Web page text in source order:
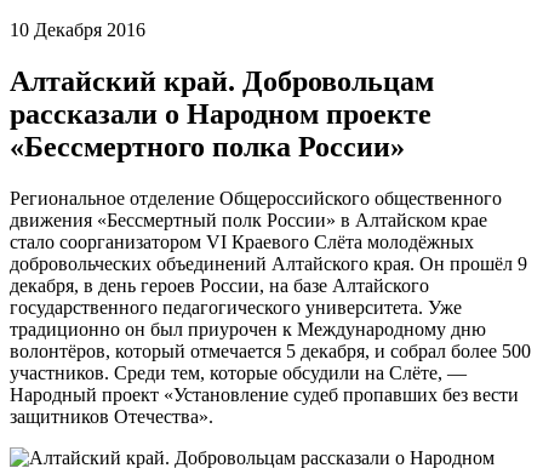
10 Декабря 2016
Алтайский край. Добровольцам
рассказали о Народном проекте
«Бессмертного полка России»
Региональное отделение Общероссийского общественного
движения «Бессмертный полк России» в Алтайском крае
стало соорганизатором VI Краевого Слёта молодёжных
добровольческих объединений Алтайского края. Он прошёл 9
декабря, в день героев России, на базе Алтайского
государственного педагогического университета. Уже
традиционно он был приурочен к Международному дню
волонтёров, который отмечается 5 декабря, и собрал более 500
участников. Среди тем, которые обсудили на Слёте, —
Народный проект «Установление судеб пропавших без вести
защитников Отечества».